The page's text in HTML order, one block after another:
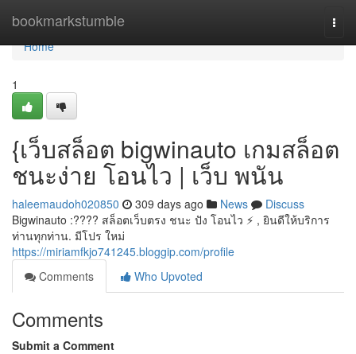
bookmarkstumble
Home
Home
1
{เว็บสล็อต bigwinauto เกมสล็อต
ชนะง่าย โอนไว | เว็บ พนัน
haleemaudoh020850 309 days ago News
Discuss
Bigwinauto :???? สล็อตเว็บตรง ชนะ ปัง โอนไว ⚡️ , ยินดีให้บริการ
ท่านทุกท่าน. มีโปร ใหม่
https://miriamfkjo741245.bloggip.com/profile
Comments
Who Upvoted
Comments
Submit a Comment